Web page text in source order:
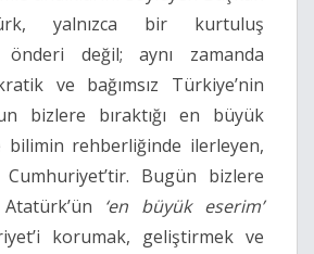
yalnızca bir kurtuluş
önderi değil; aynı zamanda
ve bağımsız Türkiye’nin
bizlere bıraktığı en büyük
bilimin rehberliğinde ilerleyen,
Bugün bizlere
‘en büyük eserim’
korumak, geliştirmek ve